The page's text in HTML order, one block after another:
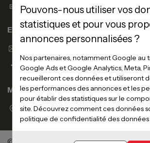
Formulaire de contact
Enseigne Atlas Home
Magasins
Voir la liste des magasins
Pouvons-nous utiliser vos
statistiques et pour vous
annonces personnalisées ?
Nos partenaires, notamment Google au
Google Ads et Google Analytics, Meta,
recueilleront ces données et utiliseront
les performances des annonces et les
pour établir des statistiques sur le
site. Découvrez comment ces données
politique de confidentialité des données